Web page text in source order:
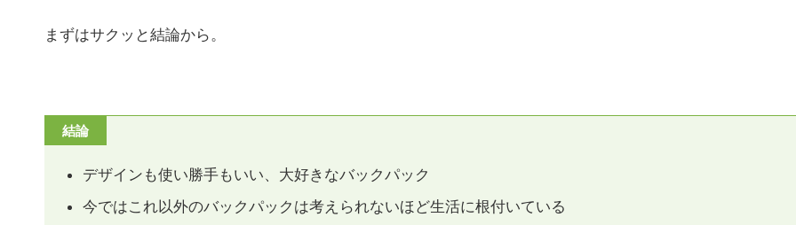
まずはサクッと結論から。
結論
デザインも使い勝手もいい、大好きなバックパック
今ではこれ以外のバックパックは考えられないほど生活に根付いている